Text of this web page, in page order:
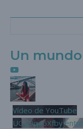
Un
Vídeo de YouTube